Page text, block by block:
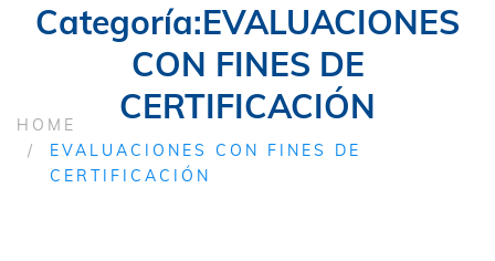
Categoría:EVALUACIONES
CON FINES DE
CERTIFICACIÓN
HOME
EVALUACIONES CON FINES DE
CERTIFICACIÓN